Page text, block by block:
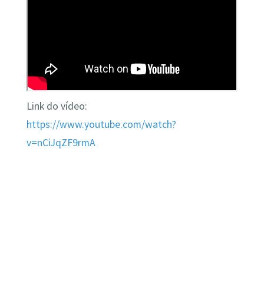
Link do vídeo:
https://www.youtube.com/watch?
v=nCiJqZF9rmA